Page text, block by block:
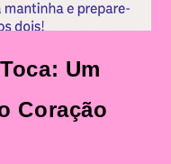
Um
Coração